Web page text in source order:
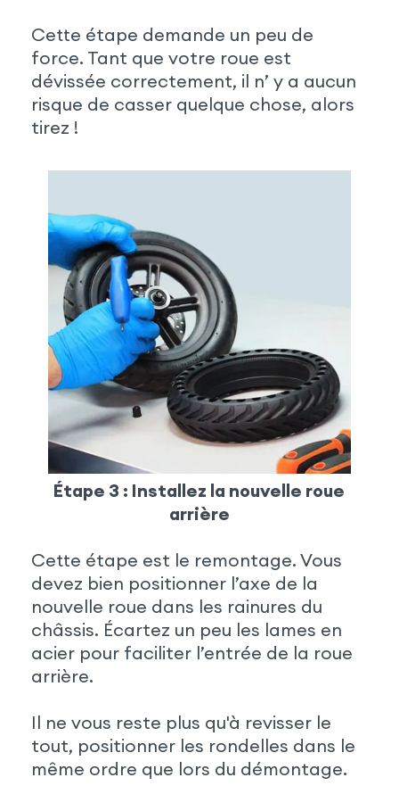
Cette étape demande un peu de
force. Tant que votre roue est
dévissée correctement, il n’ y a aucun
risque de casser quelque chose, alors
tirez !
Étape 3 : Installez la nouvelle roue
arrière
Cette étape est le remontage. Vous
devez bien positionner l’axe de la
nouvelle roue dans les rainures du
châssis. Écartez un peu les lames en
acier pour faciliter l’entrée de la roue
arrière.
Il ne vous reste plus qu'à revisser le
tout, positionner les rondelles dans le
même ordre que lors du démontage.